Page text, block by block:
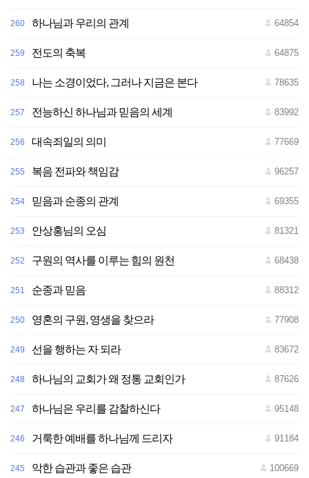
260 하나님과 우리의 관계 64854
259 전도의 축복 64875
258 나는 소경이었다, 그러나 지금은 본다 78635
257 전능하신 하나님과 믿음의 세계 83992
256 대속죄일의 의미 77669
255 복음 전파와 책임감 96257
254 믿음과 순종의 관계 69355
253 안상홍님의 오심 81321
252 구원의 역사를 이루는 힘의 원천 68438
251 순종과 믿음 88312
250 영혼의 구원, 영생을 찾으라 77908
249 선을 행하는 자 되라 83672
248 하나님의 교회가 왜 정통 교회인가 87626
247 하나님은 우리를 감찰하신다 95148
246 거룩한 예배를 하나님께 드리자 91184
245 악한 습관과 좋은 습관 100669